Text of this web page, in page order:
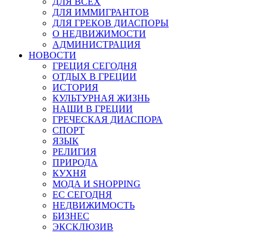
ДЛЯ ИММИГРАНТОВ
ДЛЯ ГРЕКОВ ДИАСПОРЫ
О НЕДВИЖИМОСТИ
АДМИНИСТРАЦИЯ
НОВОСТИ
ГРЕЦИЯ СЕГОДНЯ
ОТДЫХ В ГРЕЦИИ
ИСТОРИЯ
КУЛЬТУРНАЯ ЖИЗНЬ
НАШИ В ГРЕЦИИ
ГРЕЧЕСКАЯ ДИАСПОРА
СПОРТ
ЯЗЫК
РЕЛИГИЯ
ПРИРОДА
КУХНЯ
МОДА И SHOPPING
ЕС СЕГОДНЯ
НЕДВИЖИМОСТЬ
БИЗНЕС
ЭКСКЛЮЗИВ